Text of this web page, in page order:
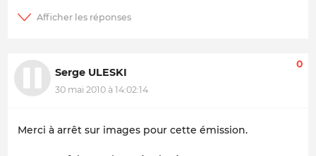
Serge ULESKI
30 mai 2010 à 14:02:14
0
Merci à arrêt sur images pour cette émission.